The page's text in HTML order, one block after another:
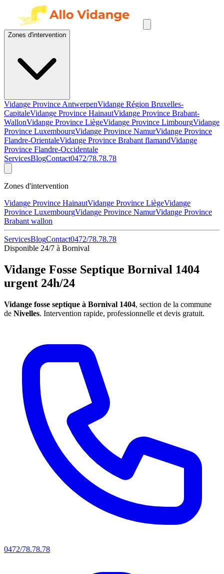
Zones d'intervention
Vidange Province AntwerpenVidange Région Bruxelles-
CapitaleVidange Province HainautVidange Province Brabant-
WallonVidange Province LiègeVidange Province LimbourgVidange
Province LuxembourgVidange Province NamurVidange Province
Flandre-OrientaleVidange Province Brabant flamandVidange
Province Flandre-Occidentale
ServicesBlogContact0472/78.78.78
Zones d'intervention
Vidange Province HainautVidange Province LiègeVidange
Province LuxembourgVidange Province NamurVidange Province
Brabant wallon
ServicesBlogContact0472/78.78.78
Disponible 24/7 à Bornival
Vidange Fosse Septique Bornival 1404
urgent 24h/24
Vidange fosse septique à Bornival 1404, section de la commune
de Nivelles. Intervention rapide, professionnelle et devis gratuit.
0472/78.78.78